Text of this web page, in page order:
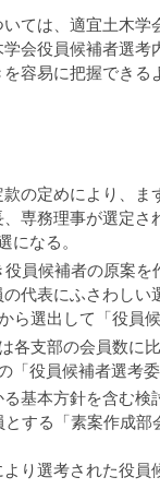
ては、適宜土木
会役員候補者選考
容易に把握でき
の定めにより、ま
専務理事が選定
になる。
役員候補者の原案
代表にふさわし
ら選出して「役員
各支部の会員数に
「役員候補者選考
基本方針を含む
する「素案作成
り選考された役員